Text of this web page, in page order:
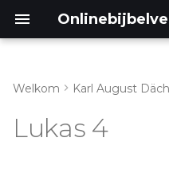
Welkom Karl August
Lukas 4